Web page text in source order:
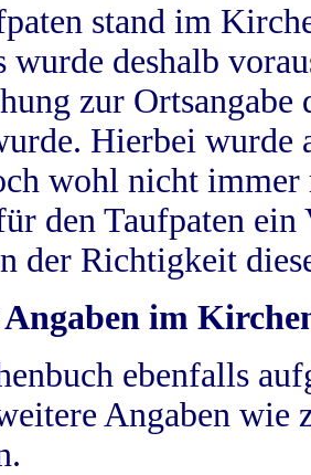
stand im
deshalb
zur
Hierbei wurde
wohl nicht
den Taufpaten
der Richtigkeit
im
ebenfalls
Angaben wie